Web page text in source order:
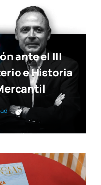
ante el III
e Historia